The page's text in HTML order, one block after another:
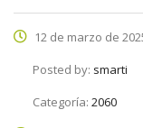
12 de marzo de
Posted by: smarti
Categoría: 2060